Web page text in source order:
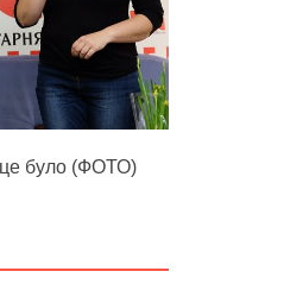
це було (ФОТО)